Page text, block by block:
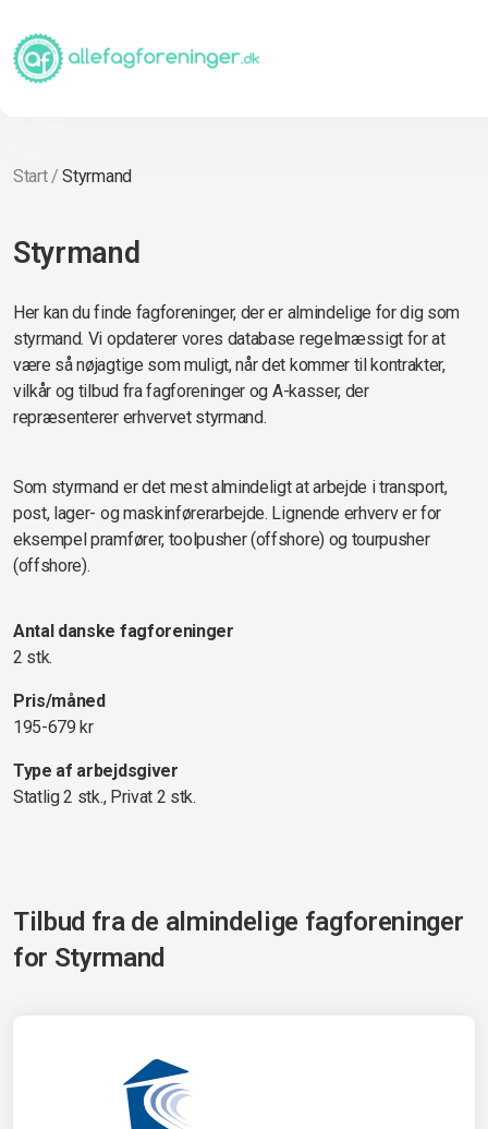
Start/Styrmand
Styrmand
Her kan du finde fagforeninger, der er almindelige for dig som
styrmand. Vi opdaterer vores database regelmæssigt for at
være så nøjagtige som muligt, når det kommer til kontrakter,
vilkår og tilbud fra fagforeninger og A-kasser, der
repræsenterer erhvervet styrmand.
Som styrmand er det mest almindeligt at arbejde i transport,
post, lager- og maskinførerarbejde. Lignende erhverv er for
eksempel pramfører, toolpusher (offshore) og tourpusher
(offshore).
Antal danske fagforeninger
2 stk.
Pris/måned
195-679 kr
Type af arbejdsgiver
Statlig 2 stk., Privat 2 stk.
Tilbud fra de almindelige fagforeninger
for Styrmand